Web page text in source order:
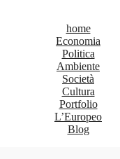
home
Economia
Politica
Ambiente
Società
Cultura
Portfolio
L’Europeo
Blog